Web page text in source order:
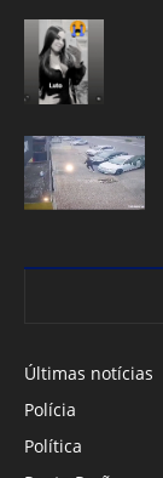
Últimas notícias
Polícia
Política